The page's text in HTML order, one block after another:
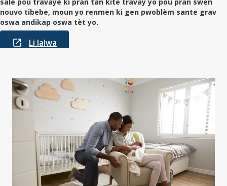
nouvo tibebe, moun yo renmen ki gen pwoblèm sante grav
oswa andikap oswa tèt yo.
Li lalwa